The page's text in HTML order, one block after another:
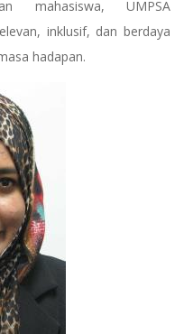
mahasiswa, UMPSA
inklusif, dan berdaya
hadapan.